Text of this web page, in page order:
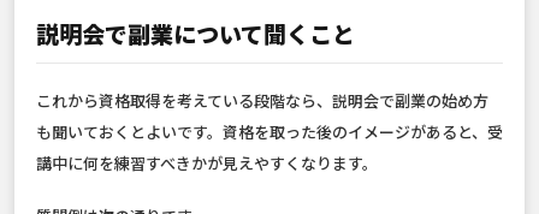
説明会で副業について聞くこと
これから資格取得を考えている段階なら、説明会で副業の始め方
も聞いておくとよいです。資格を取った後のイメージがあると、受
講中に何を練習すべきかが見えやすくなります。